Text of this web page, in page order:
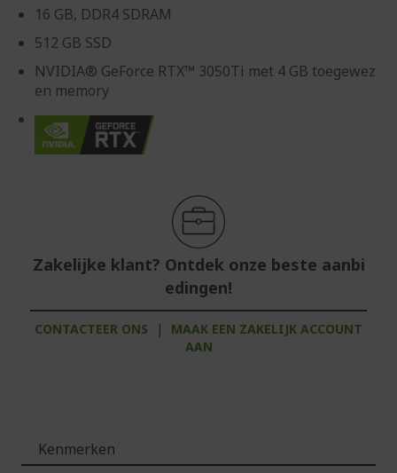
16 GB, DDR4 SDRAM
512 GB SSD
NVIDIA® GeForce RTX™ 3050Ti met 4 GB toegewez
en memory
Zakelijke klant? Ontdek onze beste aanbi
edingen!
CONTACTEER ONS |
MAAK EEN ZAKELIJK ACCOUNT
AAN
Kenmerken